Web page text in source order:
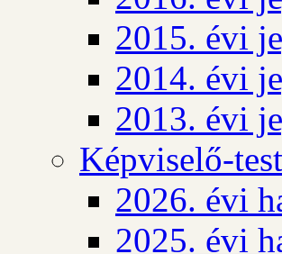
2015. évi
2014. évi
2013. évi
Képviselő-
2026. évi
2025. évi